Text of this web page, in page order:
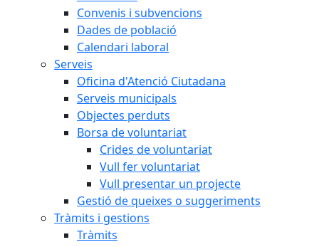
Convenis i subvencions
Dades de població
Calendari laboral
Serveis
Oficina d'Atenció Ciutadana
Serveis municipals
Objectes perduts
Borsa de voluntariat
Crides de voluntariat
Vull fer voluntariat
Vull presentar un projecte
Gestió de queixes o suggeriments
Tràmits i gestions
Tràmits